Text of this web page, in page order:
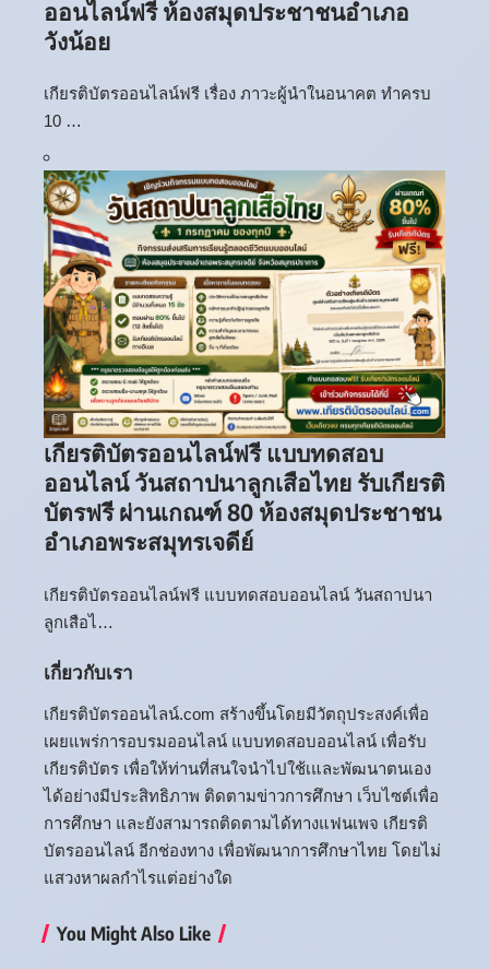
ออนไลน์ฟรี ห้องสมุดประชาชนอำเภอ
วังน้อย
เกียรติบัตรออนไลน์ฟรี เรื่อง ภาวะผู้นำในอนาคต ทำครบ
10 …
เกียรติบัตรออนไลน์ฟรี แบบทดสอบ
ออนไลน์ วันสถาปนาลูกเสือไทย รับเกียรติ
บัตรฟรี ผ่านเกณฑ์ 80 ห้องสมุดประชาชน
อำเภอพระสมุทรเจดีย์
เกียรติบัตรออนไลน์ฟรี แบบทดสอบออนไลน์ วันสถาปนา
ลูกเสือไ…
เกี่ยวกับเรา
เกียรติบัตรออนไลน์.com สร้างขึ้นโดยมีวัตถุประสงค์เพื่อ
เผยแพร่การอบรมออนไลน์ แบบทดสอบออนไลน์ เพื่อรับ
เกียรติบัตร เพื่อให้ท่านที่สนใจนำไปใช้เและพัฒนาตนเอง
ได้อย่างมีประสิทธิภาพ ติดตามข่าวการศึกษา เว็บไซต์เพื่อ
การศึกษา และยังสามารถติดตามได้ทางแฟนเพจ เกียรติ
บัตรออนไลน์ อีกช่องทาง เพื่อพัฒนาการศึกษาไทย โดยไม่
แสวงหาผลกำไรแต่อย่างใด
You Might Also Like